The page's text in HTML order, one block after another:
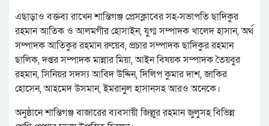
এছাড়াও বক্তব্য রাখেন শান্তিগঞ্জ প্রেসক্লাবের সহ-সভাপতি ছাদিকুর
রহমান আতিক ও আলমগীর হোসাইন, যুগ্ম সম্পাদক খালেদ হাসান, অর্থ
সম্পাদক আতিকুর রহমান রুয়েব, প্রচার সম্পাদক ছাদিকুর রহমান
ছালিক, দপ্তর সম্পাদক মান্নার মিয়া, আইন বিষয়ক সম্পাদক তৈয়বুর
রহমান, সিনিয়র সদস্য আবিদ উদ্দিন, দিলিপ কুমার দাশ, জাকির
হোসেন, আহমেদ উসমান, ইমরানুল হাসানসহ আরও অনেকে।
অনুষ্ঠানে শান্তিগঞ্জ বাজারের ব্যবসায়ী জিল্লুর রহমান জুলুসহ বিভিন্ন